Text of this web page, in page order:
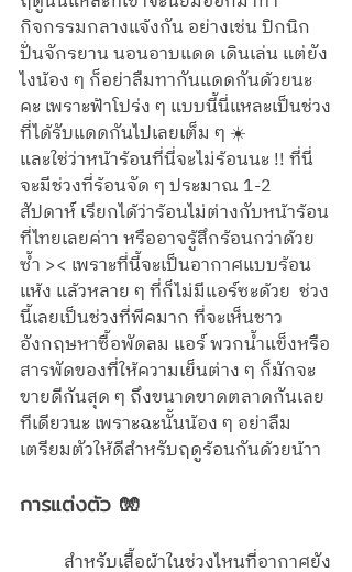
กิจกรรมกลางแจ้งกัน อย่างเช่น ปิกนิก
ปั่นจักรยาน นอนอาบแดด เดินเล่น แต่ยัง
ไงน้อง ๆ ก็อย่าลืมทากันแดดกันด้วยนะ
คะ เพราะฟ้าโปร่ง ๆ แบบนี้นี่แหละเป็นช่วง
ที่ได้รับแดดกันไปเลยเต็ม ๆ ☀️
และใช่ว่าหน้าร้อนที่นี่จะไม่ร้อนนะ !! ที่นี่
จะมีช่วงที่ร้อนจัด ๆ ประมาณ 1-2
สัปดาห์ เรียกได้ว่าร้อนไม่ต่างกับหน้าร้อน
ที่ไทยเลยค่าา หรืออาจรู้สึกร้อนกว่าด้วย
ซ้ำ >< เพราะที่นี้จะเป็นอากาศแบบร้อน
แห้ง แล้วหลาย ๆ ที่ก็ไม่มีแอร์ซะด้วย  ช่วง
นี้เลยเป็นช่วงที่พีคมาก ที่จะเห็นชาว
อังกฤษหาซื้อพัดลม แอร์ พวกน้ำแข็งหรือ
สารพัดของที่ให้ความเย็นต่าง ๆ ก็มักจะ
ขายดีกันสุด ๆ ถึงขนาดขาดตลาดกันเลย
ทีเดียวนะ เพราะฉะนั้นน้อง ๆ อย่าลืม
เตรียมตัวให้ดีสำหรับฤดูร้อนกันด้วยน้าา
การแต่งตัว 🧤